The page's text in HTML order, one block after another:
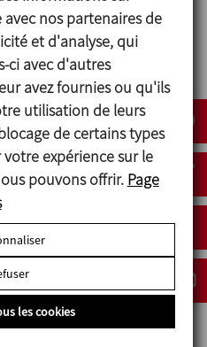
Reed se monte
l’actionneur de la vanne.
de capteurs
trois électrovannes.
de la vanne visible à
nos partenaires de
et d'analyse, qui
ci avec d'autres
avez fournies ou qu'ils
utilisation de leurs
de certains types
expérience sur le
pouvons offrir. Page
les cookies